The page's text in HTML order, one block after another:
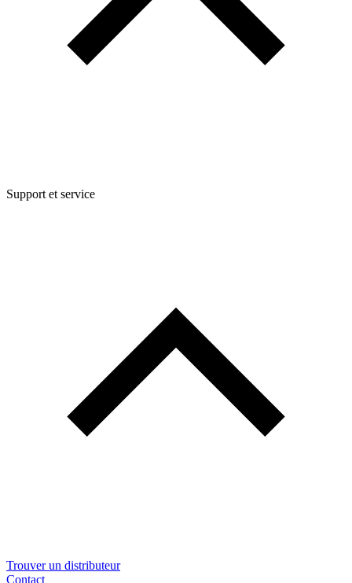
Support et service
Trouver un distributeur
Contact